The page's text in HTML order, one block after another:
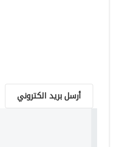
أرسل بريد الكتروني